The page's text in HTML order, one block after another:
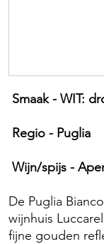
Smaak - WIT:
Regio - Puglia
Wijn/spijs -
De Puglia
wijnhuis
fijne gouden